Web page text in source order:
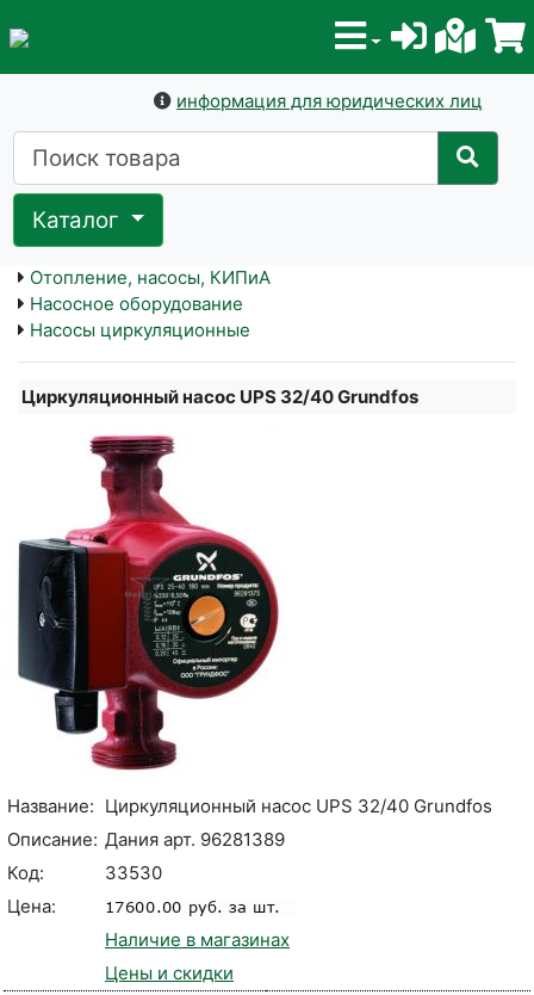
информация для юридических лиц
Каталог
Отопление, насосы, КИПиА
Насосное оборудование
Насосы циркуляционные
Циркуляционный насос UPS 32/40 Grundfos
Название: Циркуляционный насос UPS 32/40 Grundfos
Описание: Дания арт. 96281389
Код:
33530
Цена:
Наличие в магазинах
Цены и скидки